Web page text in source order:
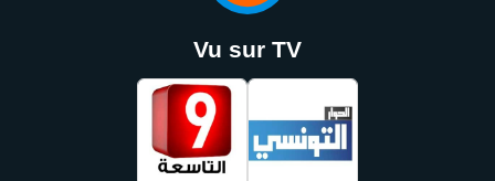
Vu sur TV